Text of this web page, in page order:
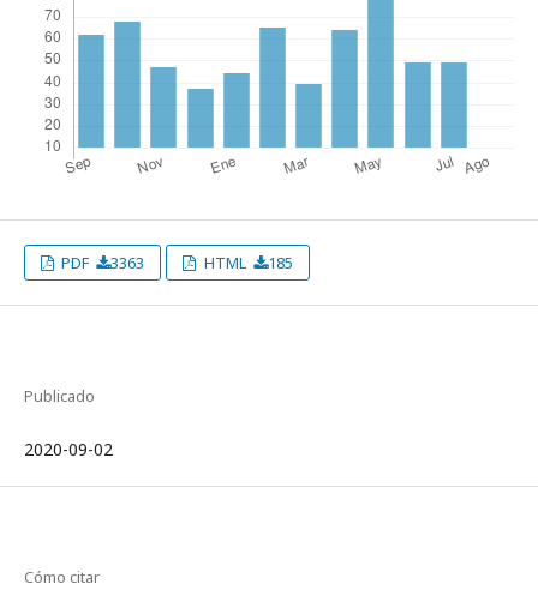
PDF 3363 HTML 185
Publicado
2020-09-02
Cómo citar